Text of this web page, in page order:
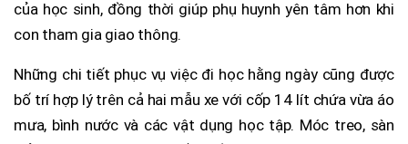
của học sinh, đồng thời giúp phụ huynh yên tâm hơn khi
con tham gia giao thông.
Những chi tiết phục vụ việc đi học hằng ngày cũng được
bố trí hợp lý trên cả hai mẫu xe với cốp 14 lít chứa vừa áo
mưa, bình nước và các vật dụng học tập. Móc treo, sàn